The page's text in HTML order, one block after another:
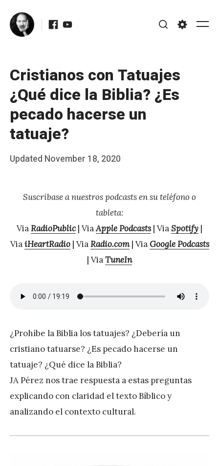
content
Facebook
Youtube
Cristianos con Tatuajes
¿Qué dice la Biblia? ¿Es
pecado hacerse un
tatuaje?
Posted
Updated November 18, 2020
b
é
Suscríbase a nuestros podcasts en su teléfono o
tableta:
ViaRadioPublic | ViaApple Podcasts | ViaSpotify |
ViaiHeartRadio| ViaRadio.com| ViaGoogle Podcasts
| ViaTuneIn
¿Prohíbe la Biblia los tatuajes? ¿Debería un
cristiano tatuarse? ¿Es pecado hacerse un
tatuaje? ¿Qué dice la Biblia?
JA Pérez nos trae respuesta a estas preguntas
explicando con claridad el texto Bíblico y
analizando el contexto cultural.